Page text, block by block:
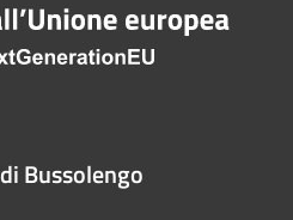
Bussolengo